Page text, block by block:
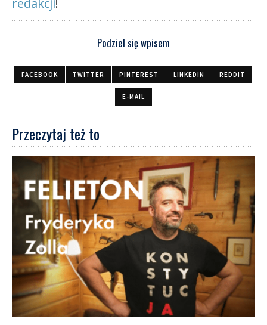
Podziel się wpisem
FACEBOOK TWITTER PINTEREST LINKEDIN REDDIT
E-MAIL
Przeczytaj też to